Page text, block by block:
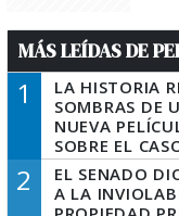
MÁS LEÍDAS DE
1
LA HISTORIA
SOMBRAS DE
NUEVA
SOBRE EL
QUE
MARIDO
2
EL SENADO
A LA